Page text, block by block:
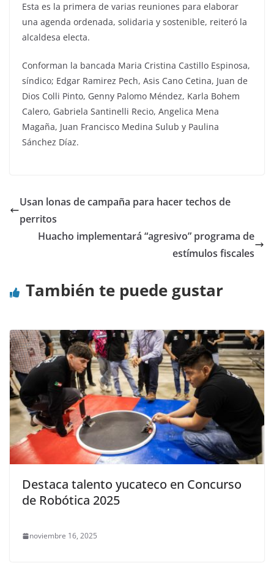
Esta es la primera de varias reuniones para elaborar
una agenda ordenada, solidaria y sostenible, reiteró la
alcaldesa electa.
Conforman la bancada Maria Cristina Castillo Espinosa,
síndico; Edgar Ramirez Pech, Asis Cano Cetina, Juan de
Dios Colli Pinto, Genny Palomo Méndez, Karla Bohem
Calero, Gabriela Santinelli Recio, Angelica Mena
Magaña, Juan Francisco Medina Sulub y Paulina
Sánchez Díaz.
Usan lonas de campaña para hacer techos de
perritos
Huacho implementará “agresivo” programa de
estímulos fiscales
También te puede gustar
Destaca talento yucateco en Concurso
de Robótica 2025
noviembre 16, 2025